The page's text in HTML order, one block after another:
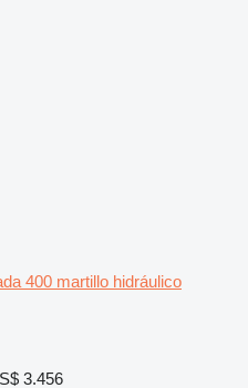
400 martillo hidráulico
3.456